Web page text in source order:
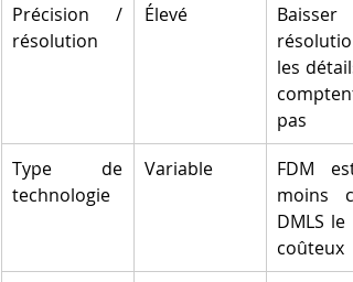
Précision /
résolution
Élevé
les
comptent
pas
Type de
technologie
Variable
FDM
moins
DMLS le
coûteux